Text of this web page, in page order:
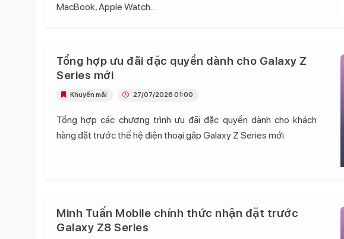
MacBook, Apple Watch...
Tổng hợp ưu đãi đặc quyền dành cho Galaxy Z
Series mới
Tổng hợp các chương trình ưu đãi đặc quyền dành cho khách
hàng đặt trước thế hệ điện thoại gập Galaxy Z Series mới.
Khuyến mãi 27/07/2026 01:00
Minh Tuấn Mobile chính thức nhận đặt trước
Galaxy Z8 Series